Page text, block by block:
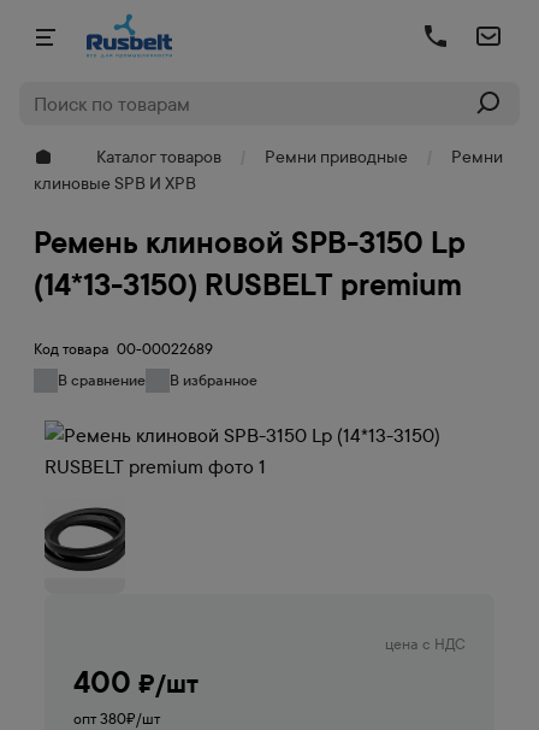
Каталог товаров Ремни приводные
Ремни
клиновые SPB И XPB
Ремень клиновой SPB-3150 Lp
(14*13-3150) RUSBELT premium
Код товара 00-00022689
В сравнение
В избранное
цена с НДС
400 ₽/шт
опт 380₽/шт